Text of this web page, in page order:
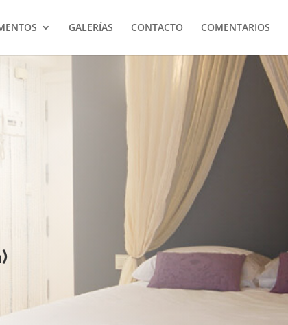
GALERÍAS CONTACTO COMENTARIOS